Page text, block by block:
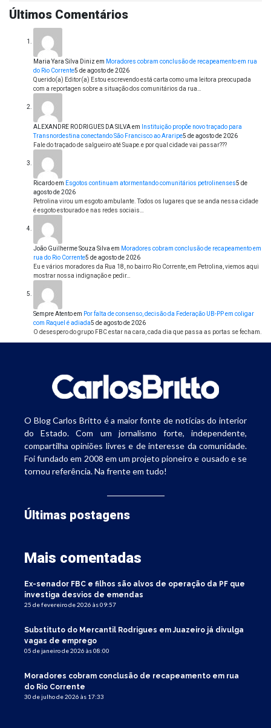
Últimos Comentários
Maria Yara Silva Diniz em Moradores cobram conclusão de recapeamento em rua
do Rio Corrente5 de agosto de 2026
Querido(a) Editor(a) Estou escrevendo está carta como uma leitora preocupada
com a reportagen sobre a situação dos comunitários da rua…
ALEXANDRE RODRIGUES DA SILVAem
Instituição propõe novo traçado para
Transnordestina conectando São Francisco ao Araripe5 de agosto de 2026
Fale do traçado de salgueiro até Suape.e por qual cidade vai passar???
Ricardoem Esgotos continuam atormentando comunitários petrolinenses5 de
agosto de 2026
Petrolina virou um esgoto ambulante. Todos os lugares que se anda nessa cidade
é esgoto estourado e nas redes sociais…
João Guilherme Souza Silva em Moradores cobram conclusão de recapeamento em
rua do Rio Corrente5 de agosto de 2026
Eu e vários moradores da Rua 18, no bairro Rio Corrente, em Petrolina, viemos aqui
mostrar nossa indignação e pedir…
Sempre Atentoem Por falta de consenso, decisão da Federação UB-PP em coligar
com Raquel é adiada5 de agosto de 2026
O desespero do grupo FBC estar na cara, cada dia que passa as portas se fecham.
O Blog Carlos Britto é a maior fonte de notícias do interior
do Estado. Com um jornalismo forte, independente,
compartilha opiniões livres e de interesse da comunidade.
Foi fundado em 2008 em um projeto pioneiro e ousado e se
tornou referência. Na frente em tudo!
Últimas postagens
Mais comentadas
Ex-senador FBC e filhos são alvos de operação da PF que
investiga desvios de emendas
25 de fevereiro de 2026 às 09:57
Substituto do Mercantil Rodrigues em Juazeiro já divulga
vagas de emprego
05 de janeiro de 2026 às 08:00
Moradores cobram conclusão de recapeamento em rua
do Rio Corrente
30 de julho de 2026 às 17:33